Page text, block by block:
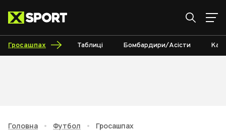
Гросашпах Таблиці Бомбардири/Асісти
Головна • Футбол • Гросашпах